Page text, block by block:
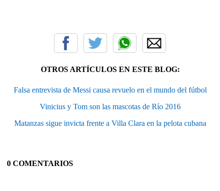
OTROS ARTÍCULOS EN ESTE BLOG:
Falsa entrevista de Messi causa revuelo en el mundo del fútbol
Vinicius y Tom son las mascotas de Río 2016
Matanzas sigue invicta frente a Villa Clara en la pelota cubana
0 COMENTARIOS